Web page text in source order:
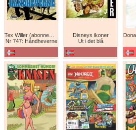
Nr 747: Håndheverne
Disneys ikoner
Ut i det blå